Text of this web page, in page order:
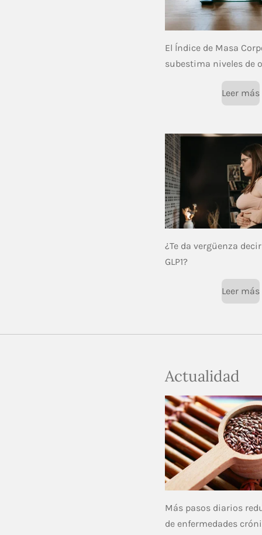
El Índice de Masa
subestima niveles de
Leer más
¿Te da vergüenza
GLP1?
Leer más
Actualidad
Más pasos diarios
de enfermedades